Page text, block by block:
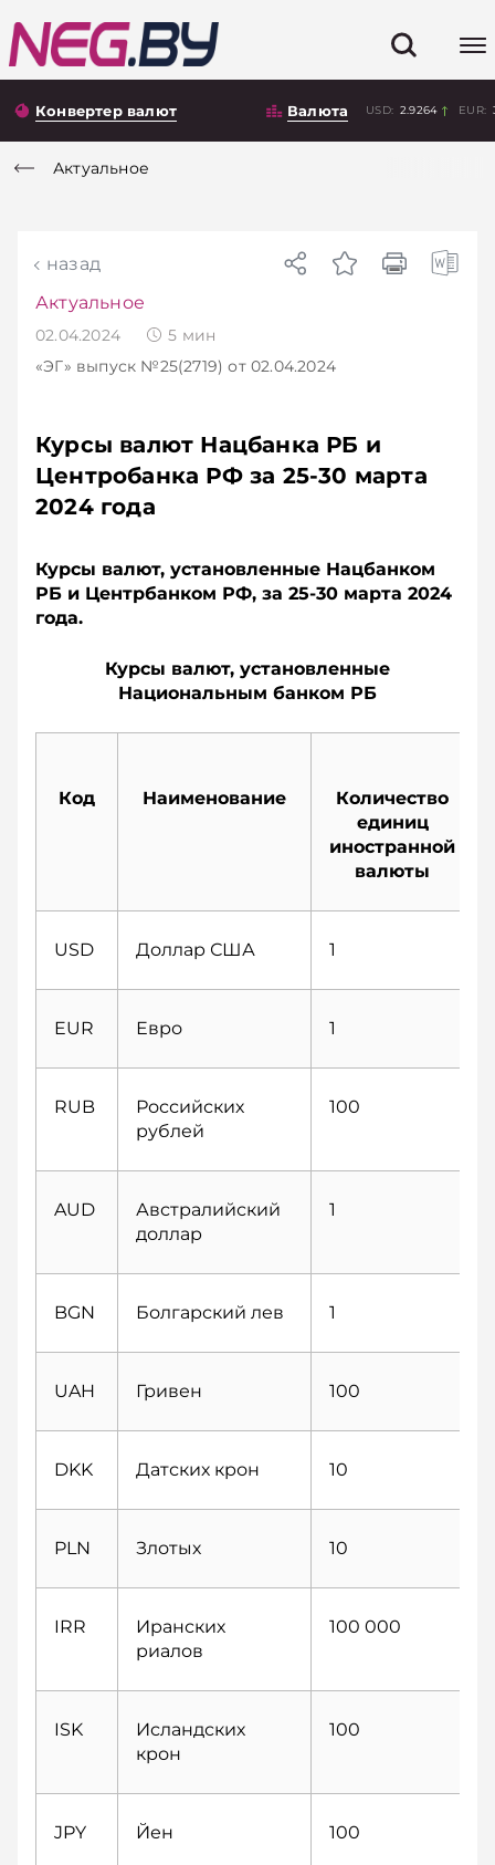
Конвертер валют Валюта USD: 2.9264 EUR:
Актуальное
назад
Актуальное
02.04.2024 5 мин
«ЭГ» выпуск №25(2719) от 02.04.2024
Курсы валют Нацбанка РБ и
Центробанка РФ за 25-30 марта
2024 года
Курсы валют, установленные Нацбанком
РБ и Центрбанком РФ, за 25-30 марта 2024
года.
Курсы валют, установленные
Национальным банком РБ
Код Наименование
Количество
единиц
иностранной
валюты
USD Доллар США 1
EUR Евро 1
RUB
Российских
рублей
100
AUD
Австралийский
доллар
1
BGN Болгарский лев 1
UAH Гривен 100
DKK Датских крон 10
PLN Злотых 10
IRR
Иранских
риалов
100 000
ISK
Исландских
крон
100
JPY Йен 100